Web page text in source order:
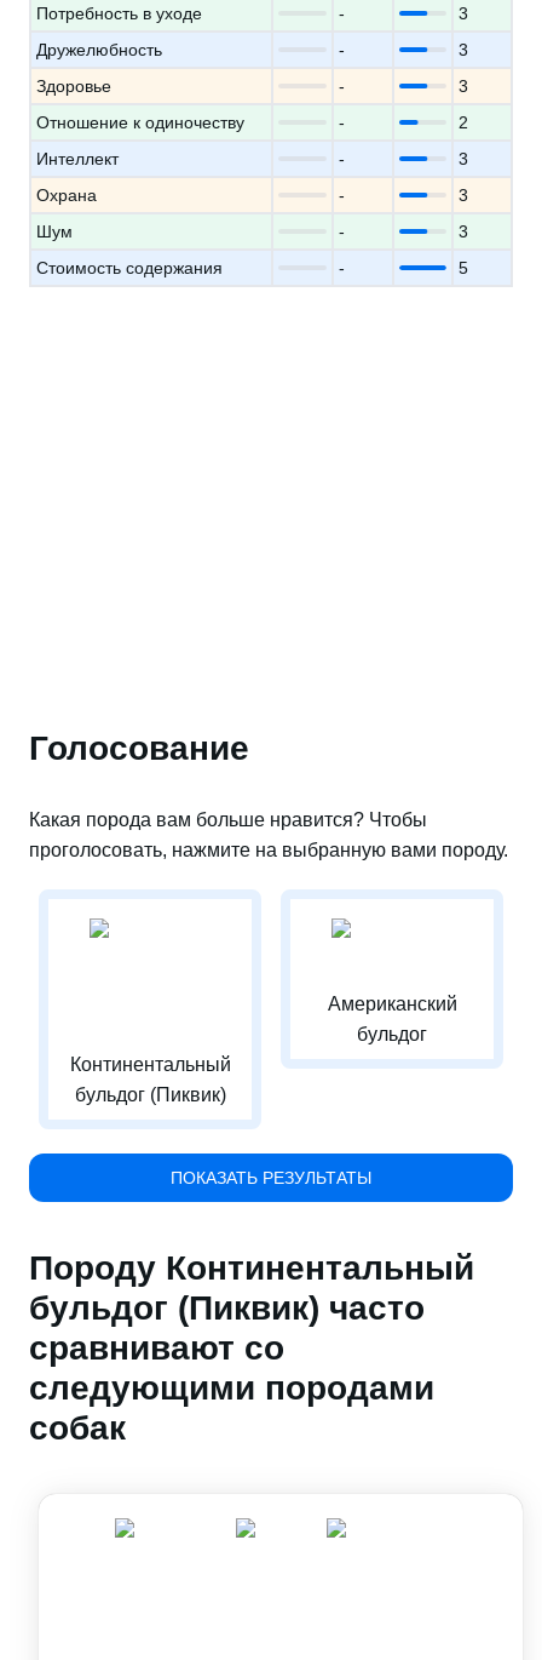
Потребность в уходе
-
3
Дружелюбность
-
3
Здоровье
-
3
Отношение к одиночеству
-
2
Интеллект
-
3
Охрана
-
3
Шум
-
3
Стоимость содержания
- 5
Голосование
Какая порода вам больше нравится? Чтобы
проголосовать, нажмите на выбранную вами породу.
Континентальный
бульдог (Пиквик)
Американский
бульдог
ПОКАЗАТЬ РЕЗУЛЬТАТЫ
Породу Континентальный
бульдог (Пиквик) часто
сравнивают со
следующими породами
собак